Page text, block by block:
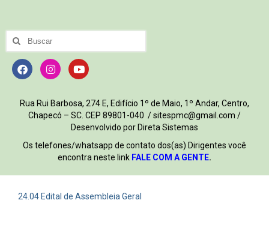
Rua Rui Barbosa, 274 E, Edifício 1º de Maio, 1º Andar, Centro,
Chapecó – SC. CEP 89801-040 / sitespmc@gmail.com /
Desenvolvido por Direta Sistemas
Os telefones/whatsapp de contato dos(as) Dirigentes você
encontra neste link FALE COM A GENTE.
24.04 Edital de Assembleia Geral